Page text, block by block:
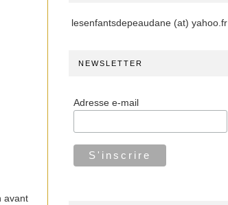
avant
lesenfantsdepeaudane (at) yahoo.fr
NEWSLETTER
Adresse e-mail